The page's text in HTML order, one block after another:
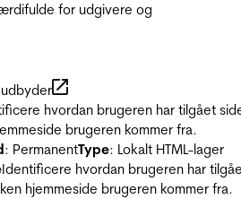
for udgivere og
hvordan brugeren har tilgået
brugeren kommer fra.
: PermanentType: Lokalt HTML-lager
Identificere hvordan brugeren har
hjemmeside brugeren kommer fra.